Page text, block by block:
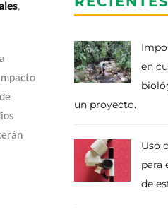
,
en
un proyecto.
Uso
para
de